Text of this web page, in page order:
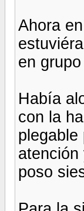
Ahora
en
Había
con la
atención
poso